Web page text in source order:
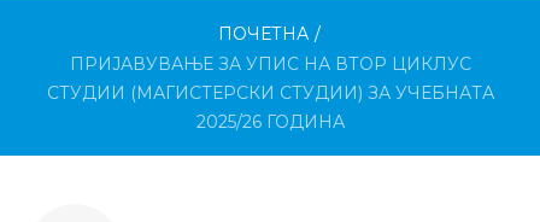
ПОЧЕТНА /
ПРИЈАВУВАЊЕ ЗА УПИС НА ВТОР ЦИКЛУС
СТУДИИ (МАГИСТЕРСКИ СТУДИИ) ЗА УЧЕБНАТА
2025/26 ГОДИНА